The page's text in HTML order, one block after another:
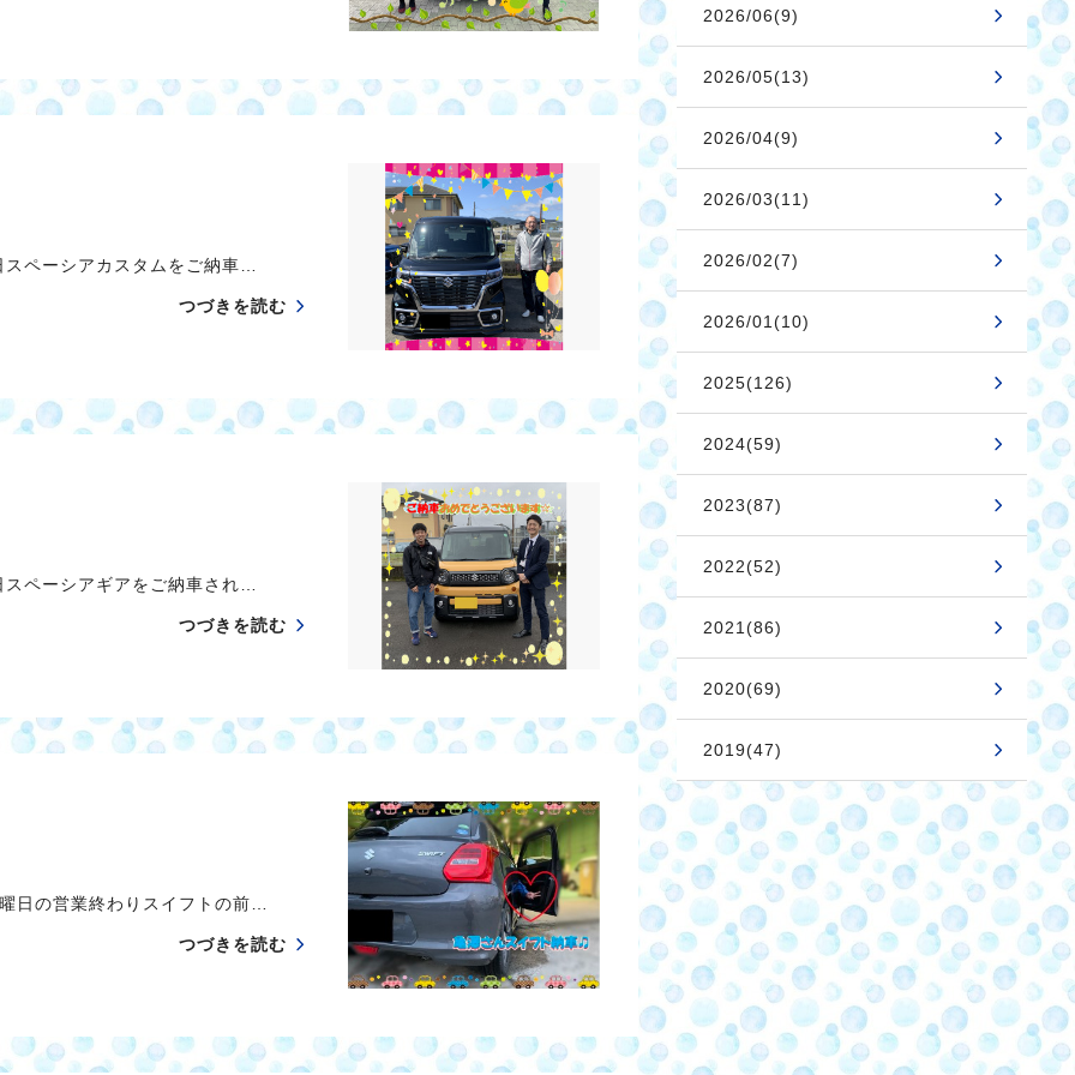
ーシアカスタムをご納車…
つづきを読む
ーシアギアをご納車され…
つづきを読む
の営業終わりスイフトの前…
つづきを読む
2026/06(9)
2026/05(13)
2026/04(9)
2026/03(11)
2026/02(7)
2026/01(10)
2025(126)
2024(59)
2023(87)
2022(52)
2021(86)
2020(69)
2019(47)